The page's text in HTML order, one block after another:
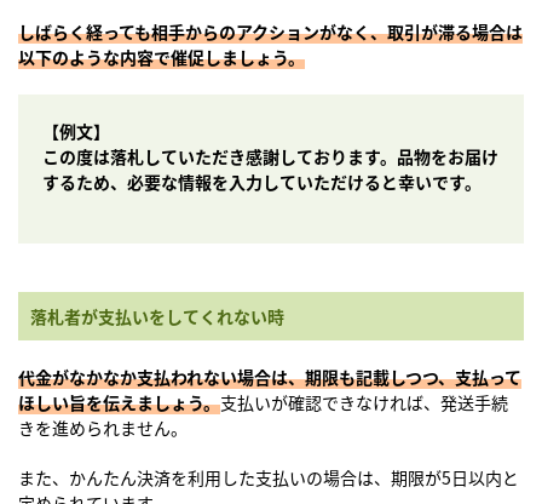
しばらく経っても相手からのアクションがなく、取引が滞る場合は
以下のような内容で催促しましょう。
【例文】
この度は落札していただき感謝しております。品物をお届け
するため、必要な情報を入力していただけると幸いです。
落札者が支払いをしてくれない時
代金がなかなか支払われない場合は、期限も記載しつつ、支払って
ほしい旨を伝えましょう。支払いが確認できなければ、発送手続
きを進められません。
また、かんたん決済を利用した支払いの場合は、期限が5日以内と